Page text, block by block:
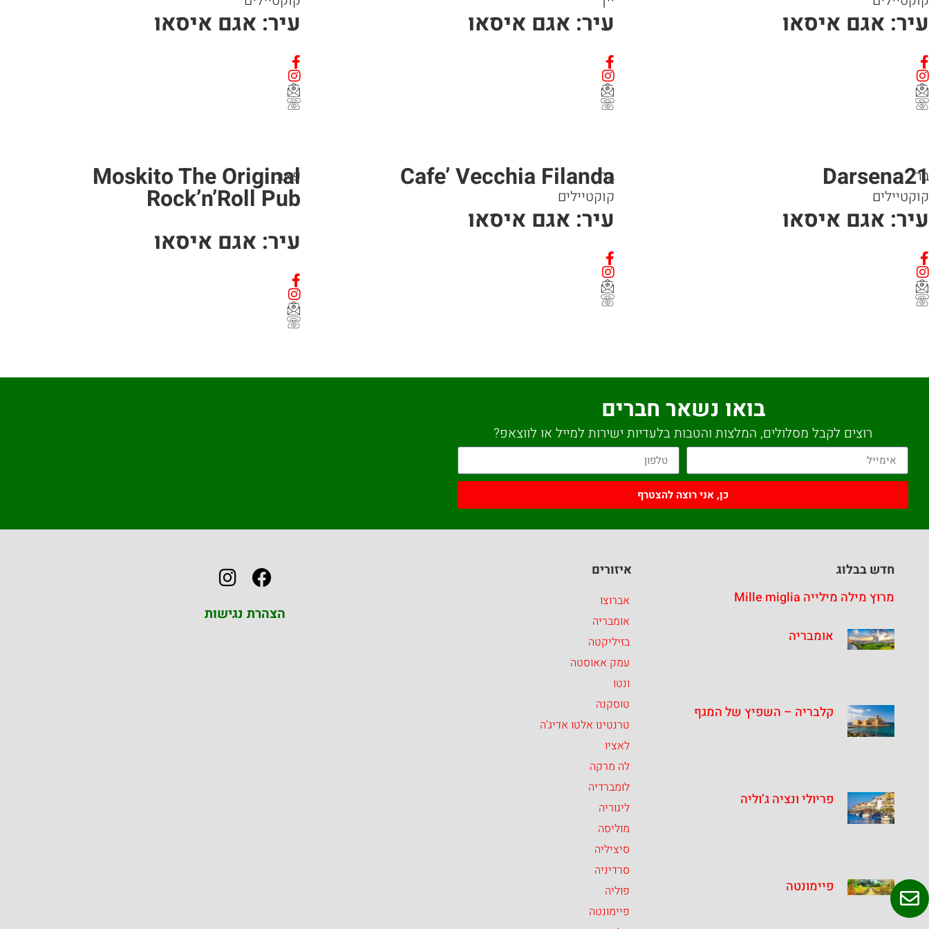
עיר: אגם איסאו
עיר: אגם איסאו
עיר: אגם איסאו
בר
קוקטיילים
Darsena21
עיר: אגם איסאו
בר
קוקטיילים
Cafe’ Vecchia Filanda
עיר: אגם איסאו
פאב
Moskito The Original
Rock’n’Roll Pub
עיר: אגם איסאו
בואו נשאר חברים
רוצים לקבל מסלולים, המלצות והטבות בלעדיות ישירות למייל או לווצאפ?
כן, אני רוצה להצטרף
חדש בבלוג
מרוץ מילה מילייה Mille miglia
אומבריה
קלבריה – השפיץ של המגף
פריולי ונציה ג’וליה
פיימונטה
איזורים
אברוצו
אומבריה
בזיליקטה
עמק אאוסטה
ונטו
טוסקנה
טרנטינו אלטו אדיג’ה
לאציו
לה מרקה
לומברדיה
ליגוריה
מוליסה
סיציליה
סרדיניה
פוליה
פיימונטה
הצהרת נגישות